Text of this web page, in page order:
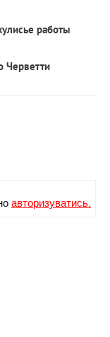
работы
Черветти
авторизуватись.